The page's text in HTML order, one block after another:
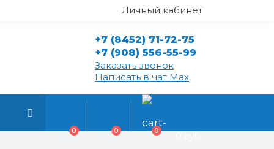
Личный кабинет
+7 (8452) 71-72-75
+7 (908) 556-55-99
Заказать звонок
Написать в чат Max
0 0 0